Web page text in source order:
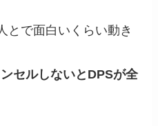
とで面白いくらい動き
セルしないとDPSが全